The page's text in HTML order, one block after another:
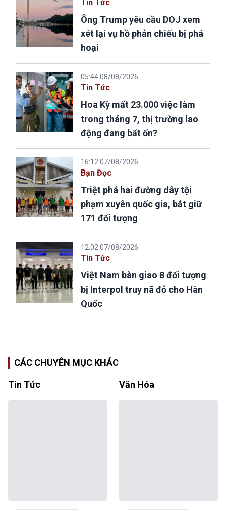
Tin Tức
Ông Trump yêu cầu DOJ xem
xét lại vụ hồ phản chiếu bị phá
hoại
05:44 08/08/2026
Tin Tức
Hoa Kỳ mất 23.000 việc làm
trong tháng 7, thị trường lao
động đang bất ổn?
16:12 07/08/2026
Bạn Đọc
Triệt phá hai đường dây tội
phạm xuyên quốc gia, bắt giữ
171 đối tượng
12:02 07/08/2026
Tin Tức
Việt Nam bàn giao 8 đối tượng
bị Interpol truy nã đỏ cho Hàn
Quốc
CÁC CHUYÊN MỤC KHÁC
Tin Tức Văn Hóa